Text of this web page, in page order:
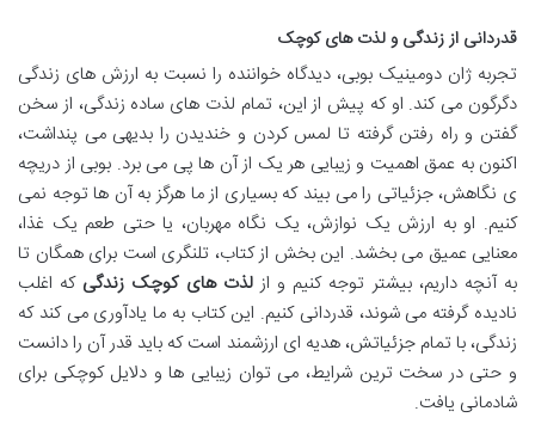
قدردانی از زندگی و لذت های کوچک
تجربه ژان دومینیک بوبی، دیدگاه خواننده را نسبت به ارزش های زندگی
دگرگون می کند. او که پیش از این، تمام لذت های ساده زندگی، از سخن
گفتن و راه رفتن گرفته تا لمس کردن و خندیدن را بدیهی می پنداشت،
اکنون به عمق اهمیت و زیبایی هر یک از آن ها پی می برد. بوبی از دریچه
ی نگاهش، جزئیاتی را می بیند که بسیاری از ما هرگز به آن ها توجه نمی
کنیم. او به ارزش یک نوازش، یک نگاه مهربان، یا حتی طعم یک غذا،
معنایی عمیق می بخشد. این بخش از کتاب، تلنگری است برای همگان تا
به آنچه داریم، بیشتر توجه کنیم و ازلذت های کوچک زندگی که اغلب
نادیده گرفته می شوند، قدردانی کنیم. این کتاب به ما یادآوری می کند که
زندگی، با تمام جزئیاتش، هدیه ای ارزشمند است که باید قدر آن را دانست
و حتی در سخت ترین شرایط، می توان زیبایی ها و دلایل کوچکی برای
شادمانی یافت.